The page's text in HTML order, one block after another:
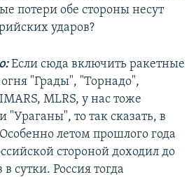
потери обе стороны несут
ударов?
Если сюда включить ракетные
"Грады", "Торнадо",
MLRS, у нас тоже
"Ураганы", то так сказать, в
летом прошлого года
стороной доходил до
сутки. Россия тогда